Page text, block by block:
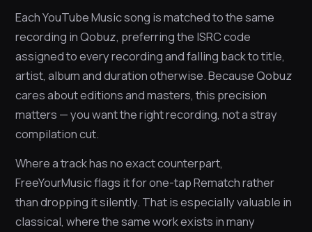
Each YouTube Music song is matched to the same
recording in Qobuz, preferring the ISRC code
assigned to every recording and falling back to title,
artist, album and duration otherwise. Because Qobuz
cares about editions and masters, this precision
matters — you want the right recording, not a stray
compilation cut.
Where a track has no exact counterpart,
FreeYourMusic flags it for one-tap Rematch rather
than dropping it silently. That is especially valuable in
classical, where the same work exists in many